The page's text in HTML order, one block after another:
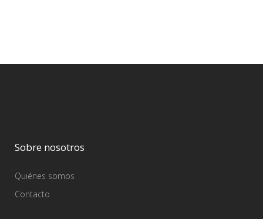
Sobre nosotros
Quiénes somos
Contacto